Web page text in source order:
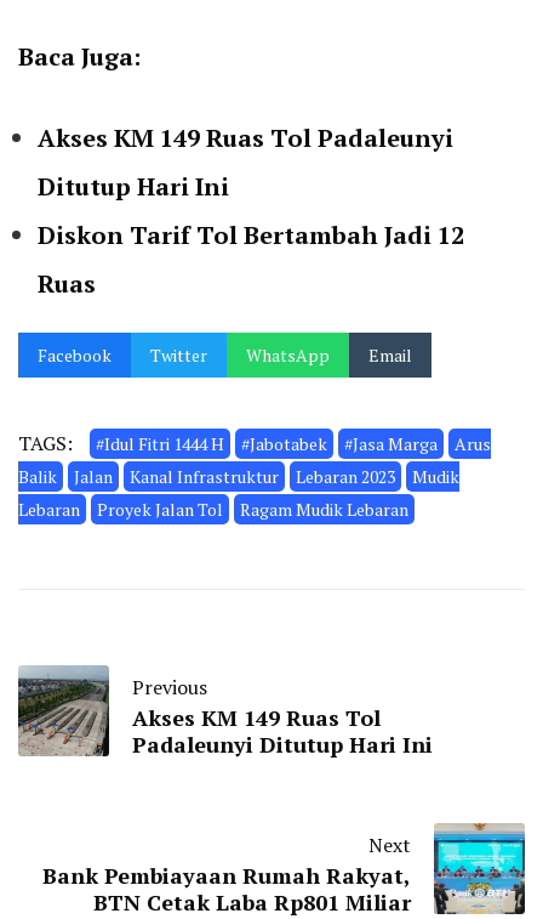
Baca Juga:
Akses KM 149 Ruas Tol Padaleunyi
Ditutup Hari Ini
Diskon Tarif Tol Bertambah Jadi 12
Ruas
Facebook Twitter WhatsApp Email
TAGS: #Idul Fitri 1444 H #Jabotabek #Jasa Marga
Arus
Balik
Jalan Kanal Infrastruktur Lebaran 2023
Mudik
Lebaran
Proyek Jalan Tol Ragam Mudik Lebaran
Previous
Akses KM 149 Ruas Tol
Padaleunyi Ditutup Hari Ini
Next
Bank Pembiayaan Rumah Rakyat,
BTN Cetak Laba Rp801 Miliar